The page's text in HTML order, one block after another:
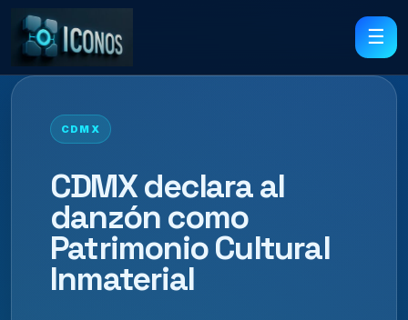
☰
CDMX
CDMX declara al
danzón como
Patrimonio Cultural
Inmaterial